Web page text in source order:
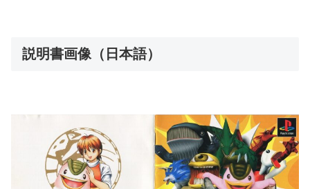
説明書画像（日本語）